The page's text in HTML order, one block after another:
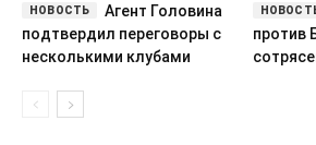
Агент Головина
подтвердил переговоры с
несколькими клубами
против